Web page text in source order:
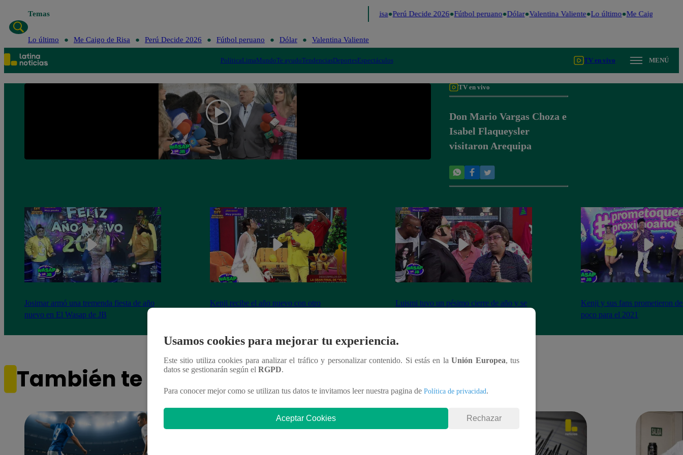
Temas Me Caigo de Risa Perú Decide 2026 Fútbol peruano Dólar Valentina Valiente Lo último Me Caigo de Risa
Lo último Me Caigo de Risa Perú Decide 2026 Fútbol peruano Dólar Valentina Valiente
PolíticaLimaMundoTe ayudoTendenciasDeportesEspectáculos TV en vivo MENÚ
TV en vivo
Don Mario Vargas Choza e
Isabel Flaqueysler
visitaron Arequipa
Josimar armó una tremenda fiesta de año
nuevo en El Wasap de JB
Kenji recibe el año nuevo con otro
Luismi tuvo un pésimo cierre de año y se
Kenji y sus fans prometieron
poco para el 2021
También te puede interesar
Usamos cookies para mejorar tu experiencia.
Este sitio utiliza cookies para analizar el tráfico y personalizar contenido. Si estás en laUnión Europea, tus
datos se gestionarán según el RGPD.
Para conocer mejor como se utilizan tus datos te invitamos leer nuestra pagina de Política de privacidad.
Aceptar Cookies Rechazar